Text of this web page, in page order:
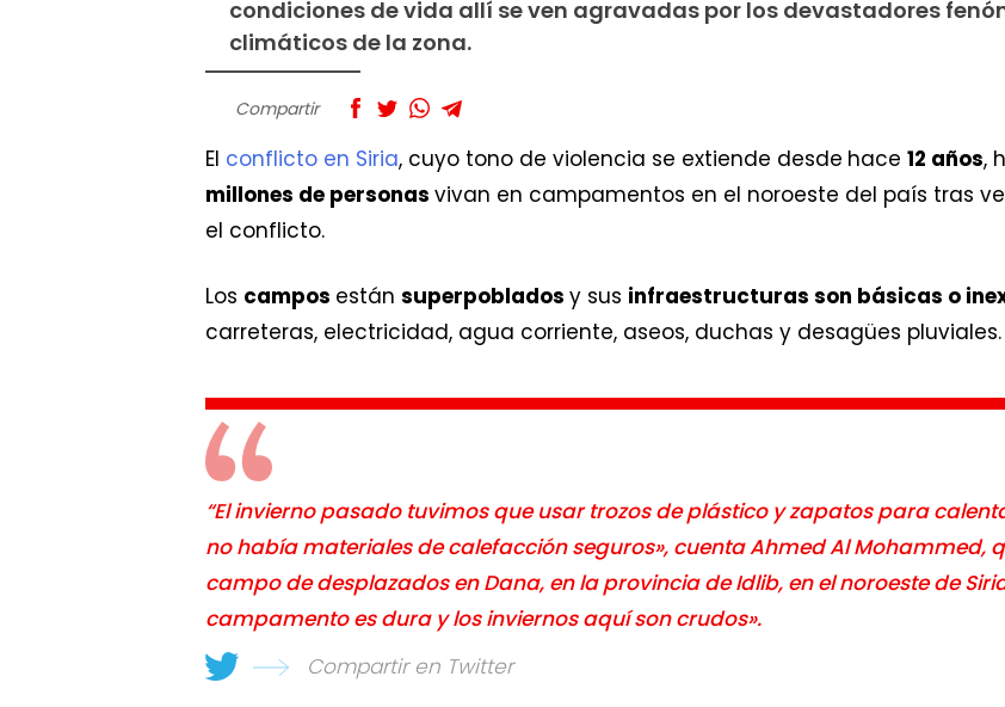
condiciones de vida allí se ven agravadas por los devastadores
climáticos de la zona.
Compartir
El conflicto en Siria, cuyo tono de violencia se extiende desde hace 12 años,
millones de personas vivan en campamentos en el noroeste del país tras
el conflicto.
Los campos están superpoblados y sus infraestructuras son básicas o
carreteras, electricidad, agua corriente, aseos, duchas y desagües pluviales.
“El invierno pasado tuvimos que usar trozos de plástico y zapatos para
no había materiales de calefacción seguros», cuenta Ahmed Al Mohammed,
campo de desplazados en Dana, en la provincia de Idlib, en el noroeste de
campamento es dura y los inviernos aquí son crudos».
Compartir en Twitter